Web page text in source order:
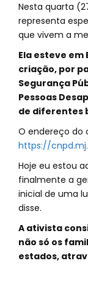
Nesta quarta
representa
que vivem a
Ela esteve
criação, por
Segurança
Pessoas
de diferentes
O endereço do
https://
Hoje eu estou
finalmente a
inicial de uma
disse.
A ativista
não só os
estados,